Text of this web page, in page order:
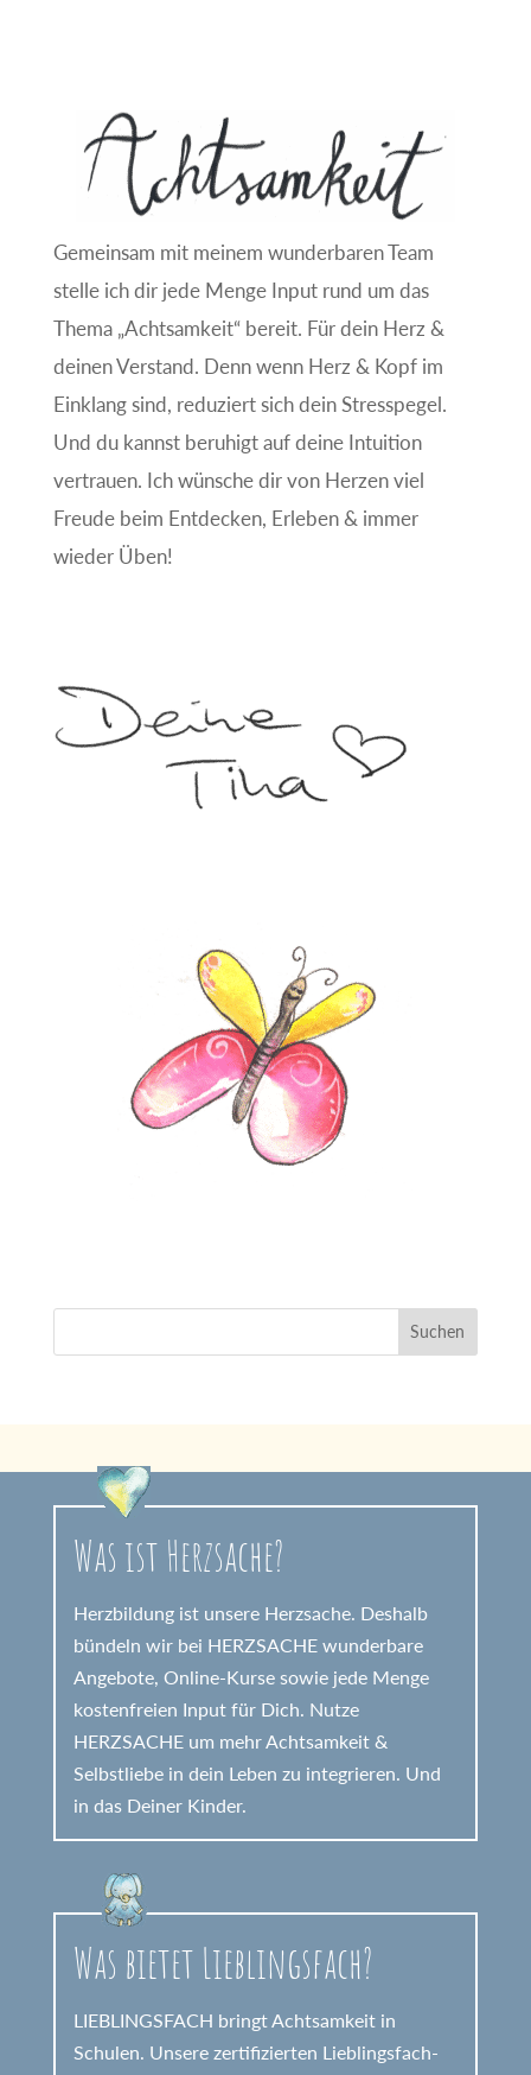
Gemeinsam mit meinem wunderbaren Team
stelle ich dir jede Menge Input rund um das
Thema „Achtsamkeit“ bereit. Für dein Herz &
deinen Verstand. Denn wenn Herz & Kopf im
Einklang sind, reduziert sich dein Stresspegel.
Und du kannst beruhigt auf deine Intuition
vertrauen. Ich wünsche dir von Herzen viel
Freude beim Entdecken, Erleben & immer
wieder Üben!
Was ist Herzsache?
Herzbildung ist unsere Herzsache. Deshalb
bündeln wir bei HERZSACHE wunderbare
Angebote, Online-Kurse sowie jede Menge
kostenfreien Input für Dich. Nutze
HERZSACHE um mehr Achtsamkeit &
Selbstliebe in dein Leben zu integrieren. Und
in das Deiner Kinder.
Was bietet Lieblingsfach?
LIEBLINGSFACH bringt Achtsamkeit in
Schulen. Unsere zertifizierten Lieblingsfach-